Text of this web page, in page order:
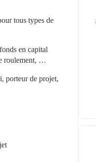
tous types de
en capital
roulement, …
porteur de projet,